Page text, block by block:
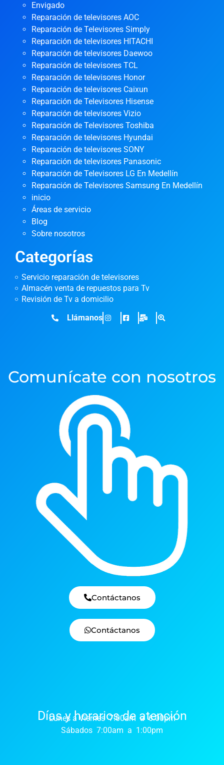
Envigado
Reparación de televisores AOC
Reparación de Televisores Simply
Reparación de televisores HITACHI
Reparación de televisores Daewoo
Reparación de televisores TCL
Reparación de televisores Honor
Reparación de televisores Caixun
Reparación de Televisores Hisense
Reparación de televisores Vizio
Reparación de Televisores Toshiba
Reparación de televisores Hyundai
Reparación de televisores SONY
Reparación de televisores Panasonic
Reparación de Televisores LG En Medellín
Reparación de Televisores Samsung En Medellín
inicio
Áreas de servicio
Blog
Sobre nosotros
Categorías
Servicio reparación de televisores
Almacén venta de repuestos para Tv
Revisión de Tv a domicilio
Llámanos
Comunícate con nosotros
Contáctanos
Contáctanos
Días y horarios de atención
Lunes a Viernes 7:00am a 6:00pm
Sábados 7:00am a 1:00pm